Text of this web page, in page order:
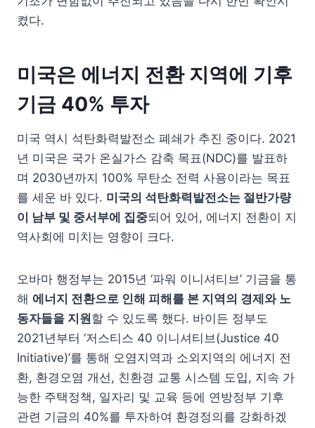
켰다.
미국은 에너지 전환 지역에 기후
기금 40% 투자
미국 역시 석탄화력발전소 폐쇄가 추진 중이다. 2021
년 미국은 국가 온실가스 감축 목표(NDC)를 발표하
며 2030년까지 100% 무탄소 전력 사용이라는 목표
를 세운 바 있다. 미국의 석탄화력발전소는 절반가량
이 남부 및 중서부에 집중되어 있어, 에너지 전환이 지
역사회에 미치는 영향이 크다.
오바마 행정부는 2015년 ‘파워 이니셔티브’ 기금을 통
해 에너지 전환으로 인해 피해를 본 지역의 경제와 노
동자들을 지원할 수 있도록 했다. 바이든 정부도
2021년부터 ‘저스티스 40 이니셔티브(Justice 40
Initiative)’를 통해 오염지역과 소외지역의 에너지 전
환, 환경오염 개선, 친환경 교통 시스템 도입, 지속 가
능한 주택정책, 일자리 및 교육 등에 연방정부 기후
관련 기금의 40%를 투자하여 환경정의를 강화하겠